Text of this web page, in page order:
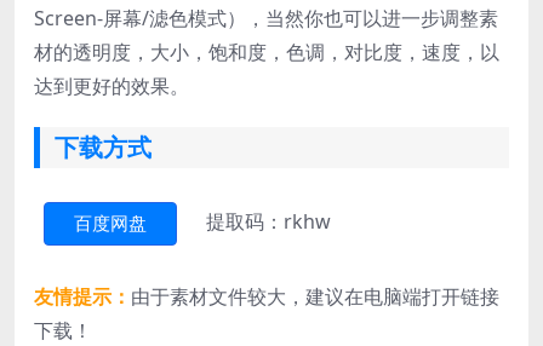
Screen-屏幕/滤色模式），当然你也可以进一步调整素
材的透明度，大小，饱和度，色调，对比度，速度，以
达到更好的效果。
下载方式
百度网盘 提取码：rkhw
友情提示： 由于素材文件较大，建议在电脑端打开链接
下载！